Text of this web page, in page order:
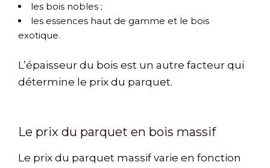
les bois nobles ;
les essences haut de gamme et le bois
exotique.
L’épaisseur du bois est un autre facteur qui
détermine le prix du parquet.
Le prix du parquet en bois massif
Le prix du parquet massif varie en fonction